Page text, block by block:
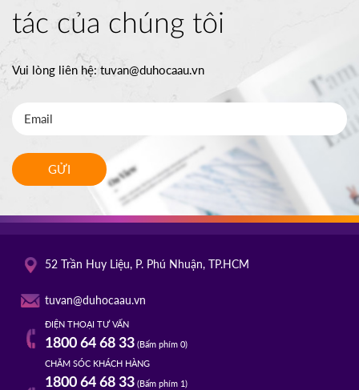
tác của chúng tôi
Vui lòng liên hệ:tuvan@duhocaau.vn
GỬI
52 Trần Huy Liệu, P. Phú Nhuận, TP.HCM
tuvan@duhocaau.vn
ĐIỆN THOẠI TƯ VẤN
1800 64 68 33(Bấm phím 0)
CHĂM SÓC KHÁCH HÀNG
1800 64 68 33(Bấm phím 1)